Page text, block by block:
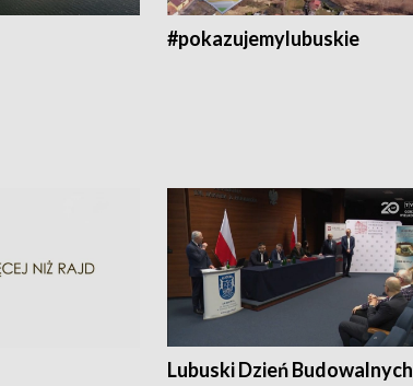
#pokazujemylubuskie
Lubuski Dzień Budowalnych